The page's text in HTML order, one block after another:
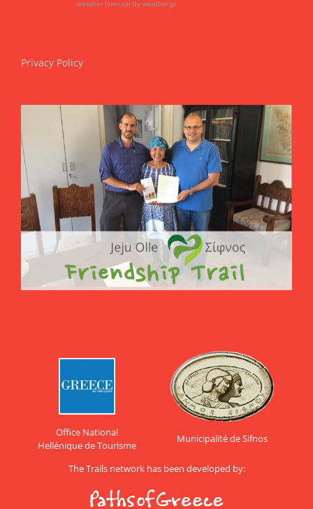
weather forecast by weather.gr
Privacy Policy
Office National
Hellénique de Tourisme
Municipalité de Sifnos
The Trails network has been developed by: